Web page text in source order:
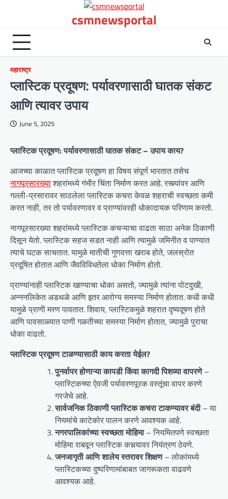
csmnewsportal
महाराष्ट्र
प्लास्टिक प्रदूषण: पर्यावरणासाठी घातक संकट
आणि त्यावर उपाय
June 5, 2025
प्लास्टिक प्रदूषण: पर्यावरणासाठी घातक संकट – उपाय काय?
आजच्या काळात प्लास्टिक प्रदूषण हा विषय संपूर्ण भारतात तसेच
नागपूरसारख्याशहरांमध्ये गंभीर चिंता निर्माण करत आहे. रस्त्यांवर आणि
गल्ली-प्रसारावर साठलेला प्लास्टिक कचरा केवळ शहराची स्वच्छता कमी
करत नाही, तर तो पर्यावरणावर व प्राण्यांवरही धोकादायक परिणाम करतो.
नागपूरसारख्या शहरांमध्ये प्लास्टिक कचऱ्याचा वाढता साठा अनेक ठिकाणी
दिसून येतो. प्लास्टिक सहज सडत नाही आणि त्यामुळे जमिनीत व पाण्यात
त्याचे घटक साचतात. यामुळे मातीची गुणवत्ता खराब होते, जलस्रोत
प्रदूषित होतात आणि जैवविविधतेला धोका निर्माण होतो.
प्राण्यांनाही प्लास्टिक खाण्याचा धोका असतो, ज्यामुळे त्यांना पोटदुखी,
अन्ननलिकेत अडथळे आणि इतर आरोग्य समस्या निर्माण होतात. कधी कधी
यामुळे प्राणी मरण पावतात. शिवाय, प्लास्टिकमुळे शहरात दृष्यदूषण होते
आणि पावसाळ्यात पाणी गळतीच्या समस्या निर्माण होतात, ज्यामुळे पुराचा
धोका वाढतो.
प्लास्टिक प्रदूषण टाळण्यासाठी काय करता येईल?
पुनर्वापर होणाऱ्या कापडी किंवा कागदी पिशव्या वापरणे–
प्लास्टिकच्या ऐवजी पर्यावरणपूरक वस्तूंचा वापर करणे
गरजेचे आहे.
सार्वजनिक ठिकाणी प्लास्टिक कचरा टाकण्यावर बंदी– या
नियमांचे काटेकोर पालन करणे आवश्यक आहे.
नगरपालिकांच्या स्वच्छता मोहिमा– नियमितपणे स्वच्छता
मोहिमा राबवून प्लास्टिक कचर्‍यावर नियंत्रण ठेवणे.
जनजागृती आणि शालेय स्तरावर शिक्षण– लोकांमध्ये
प्लास्टिकच्या दुष्परिणामांबाबत जागरूकता वाढवणे
आवश्यक आहे.